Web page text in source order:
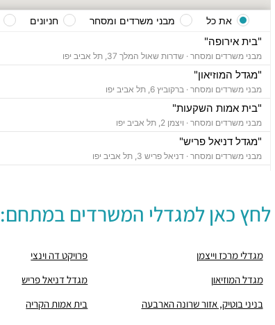
"בית אירופה"
מבני משרדים ומסחר · שדרות שאול המלך 37, תל אביב יפו
"מגדל המוזיאון"
מבני משרדים ומסחר · ברקוביץ 6, תל אביב יפו
"בית אמות השקעות"
מבני משרדים ומסחר · ויצמן 2, תל אביב יפו
"מגדל דניאל פריש"
מבני משרדים ומסחר · דניאל פריש 3, תל אביב יפו
"בית אסיה"
מבני משרדים ומסחר ·וייצמן 4, תל אביב יפו
מבני משרדים ומסחר ·
"מרכז גולדה"
"מגדלי מרכז וייצמן"
את כל מבני משרדים ומסחר חניונים
לחץ כאן למגדלי המשרדים במתחם:
מגדלי מרכז וייצמן פרויקט דה וינצי
מגדל המוזיאון
מגדל דניאל פריש
בניני בוטיק, אזור שרונה הארבעה
בית אמות הקריה